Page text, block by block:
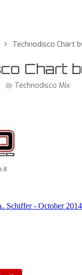
Technodisco Chart
Chart
Technodisco Mix